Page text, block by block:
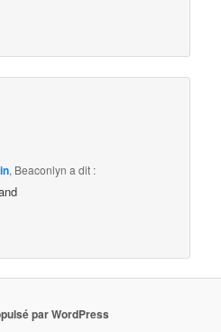
, Beaconlyn a dit :
par WordPress